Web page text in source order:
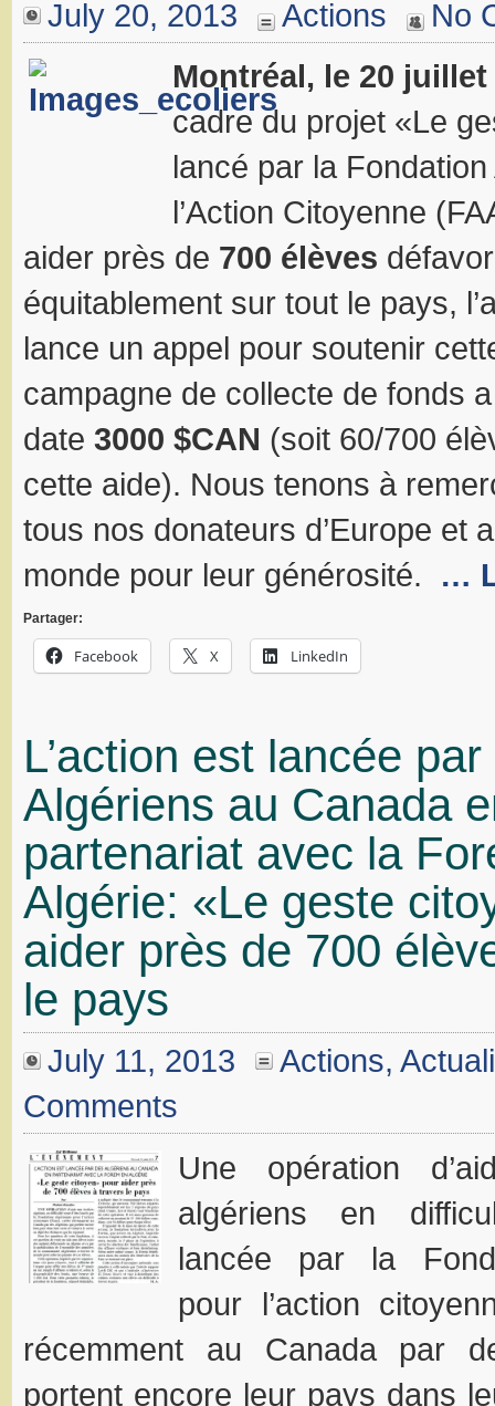
July 20, 2013 Actions
No
Montréal, le 20 juillet
cadre du projet «Le
lancé par la
l’Action Citoyenne
aider près de 700 élèves
équitablement sur tout le pays,
lance un appel pour soutenir
campagne de collecte de fonds
date 3000 $CAN (soit 60/700
cette aide). Nous tenons à
tous nos donateurs d’Europe et
monde pour leur générosité.
…
Partager:
Facebook X LinkedIn
L’action est lancée
Algériens au Canada
partenariat avec la
Algérie: «Le geste
aider près de 700
le pays
July 11, 2013 Actions,
Comments
Une opération
algériens en
lancée par la
pour l’action
récemment au Canada par
portent encore leur pays dans